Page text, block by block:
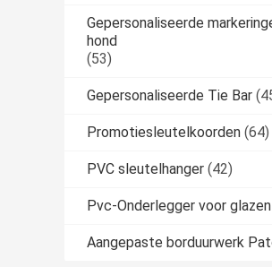
Gepersonaliseerde
hond
(53)
Gepersonaliseerde Tie Bar
Promotiesleutelkoorden (64)
PVC sleutelhanger (42)
Pvc-Onderlegger voor glazen
Aangepaste borduurwerk